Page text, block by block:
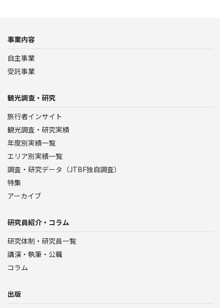
事業内容
自主事業
受託事業
観光調査・研究
旅行者インサイト
観光調査・研究実績
年度別実績一覧
エリア別実績一覧
調査・研究データ（JTBF独自調査）
特集
アーカイブ
研究員紹介・コラム
研究体制・研究員一覧
講演・執筆・公職
コラム
出版